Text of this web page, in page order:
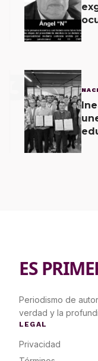
3
ES
Periodismo de
verdad y la
LEGAL
Privacidad